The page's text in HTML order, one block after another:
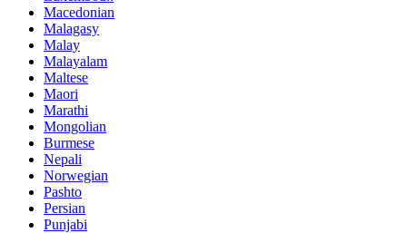
Macedonian
Malagasy
Malay
Malayalam
Maltese
Maori
Marathi
Mongolian
Burmese
Nepali
Norwegian
Pashto
Persian
Punjabi